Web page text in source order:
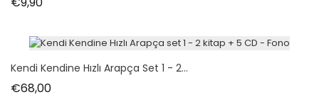
Kendi Kendine Hızlı Arapça Set 1 - 2...
€68,00Fiyat